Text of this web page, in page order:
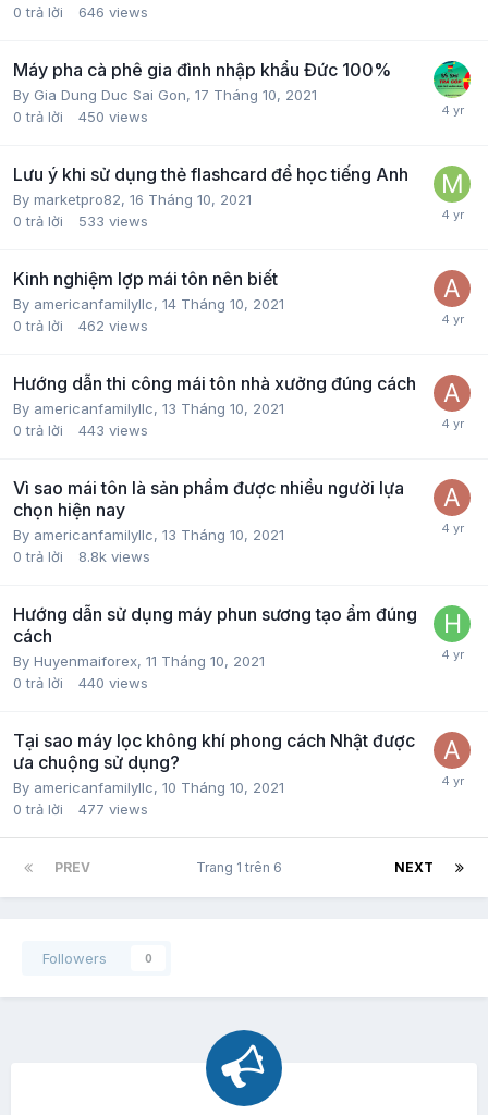
0 trả lời 646 views
Máy pha cà phê gia đình nhập khẩu Đức 100%
By Gia Dung Duc Sai Gon, 17 Tháng 10, 2021
0 trả lời 450 views
Lưu ý khi sử dụng thẻ flashcard để học tiếng Anh
By marketpro82, 16 Tháng 10, 2021
0 trả lời 533 views
Kinh nghiệm lợp mái tôn nên biết
By americanfamilyllc, 14 Tháng 10, 2021
0 trả lời 462 views
Hướng dẫn thi công mái tôn nhà xưởng đúng cách
By americanfamilyllc, 13 Tháng 10, 2021
0 trả lời 443 views
Vì sao mái tôn là sản phẩm được nhiều người lựa
chọn hiện nay
By americanfamilyllc, 13 Tháng 10, 2021
0 trả lời 8.8k views
Hướng dẫn sử dụng máy phun sương tạo ẩm đúng
cách
By Huyenmaiforex, 11 Tháng 10, 2021
0 trả lời 440 views
Tại sao máy lọc không khí phong cách Nhật được
ưa chuộng sử dụng?
By americanfamilyllc, 10 Tháng 10, 2021
0 trả lời 477 views
PREV NEXT
Trang 1 trên 6
Followers 0